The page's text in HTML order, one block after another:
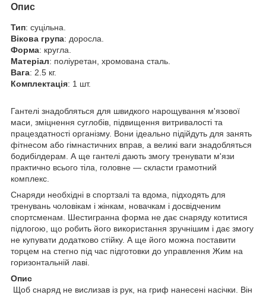
Опис
Тип: суцільна.
Вікова група: доросла.
Форма: кругла.
Матеріал: поліуретан, хромована сталь.
Вага: 2.5 кг.
Комплектація: 1 шт.
Гантелі знадобляться для швидкого нарощування м'язової
маси, зміцнення суглобів, підвищення витривалості та
працездатності організму. Вони ідеально підійдуть для занять
фітнесом або гімнастичних вправ, а великі ваги знадобляться
бодибілдерам. А ще гантелі дають змогу тренувати м'язи
практично всього тіла, головне — скласти грамотний
комплекс.
Снаряди необхідні в спортзалі та вдома, підходять для
тренувань чоловікам і жінкам, новачкам і досвідченим
спортсменам. Шестигранна форма не дає снаряду котитися
підлогою, що робить його використання зручнішим і дає змогу
не купувати додатково стійку. А ще його можна поставити
торцем на стегно під час підготовки до управлення Жим на
горизонтальній лаві.
Опис
Щоб снаряд не вислизав із рук, на гриф нанесені насічки. Він